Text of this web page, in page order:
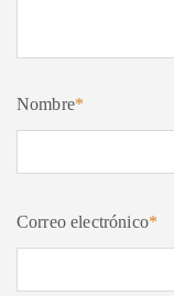
Nombre*
Correo electrónico*